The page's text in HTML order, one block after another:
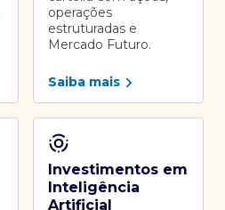
operações
estruturadas e
Mercado Futuro.
Saiba mais
Investimentos em
Inteligência
Artificial